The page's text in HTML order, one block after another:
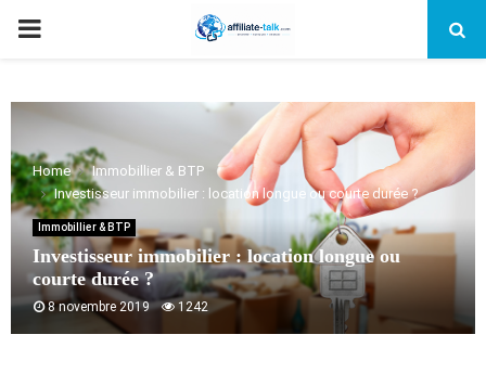
PRIMARY
Home
Immobillier & BTP
Investisseur immobilier : location longue ou courte durée ?
Immobillier & BTP
Investisseur immobilier : location longue ou
courte durée ?
8 novembre 2019 1242